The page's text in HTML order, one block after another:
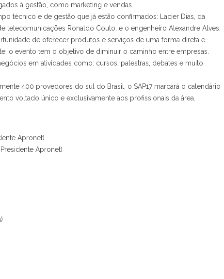
à gestão, como marketing e vendas.
técnico e de gestão que já estão confirmados: Lacier Dias, da
telecomunicações Ronaldo Couto, e o engenheiro Alexandre Alves.
de oferecer produtos e serviços de uma forma direta e
o evento tem o objetivo de diminuir o caminho entre empresas.
em atividades como: cursos, palestras, debates e muito
400 provedores do sul do Brasil, o SAP17 marcará o calendário
voltado único e exclusivamente aos profissionais da área.
Apronet)
Apronet)